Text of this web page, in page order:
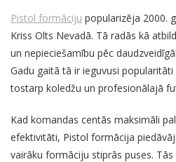
Pistol formāciju popularizēja 2000.
Kriss Olts Nevadā. Tā radās kā
un nepieciešamību pēc
Gadu gaitā tā ir ieguvusi
tostarp koledžu un profesionālajā
Kad komandas centās maksimāli
efektivitāti, Pistol formācija
vairāku formāciju stiprās puses.